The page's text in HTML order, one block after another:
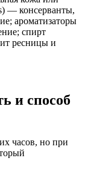
— консерванты,
ароматизаторы
спирт
ресницы и
и способ
часов, но при